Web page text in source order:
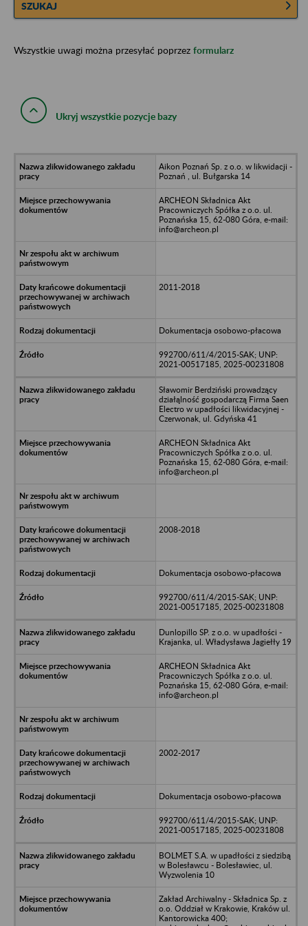
SZUKAJ
Wszystkie uwagi można przesyłać poprzez formularz
Ukryj wszystkie pozycje bazy
Aikon Poznań Sp. z o.o. w likwidacji -
Poznań , ul. Bułgarska 14
ARCHEON Składnica Akt
Pracowniczych Spółka z o.o. ul.
Poznańska 15, 62-080 Góra, e-mail:
info@archeon.pl
2011-2018
Dokumentacja osobowo-płacowa
992700/611/4/2015-SAK; UNP:
2021-00517185, 2025-00231808
Sławomir Berdziński prowadzący
działąlność gospodarczą Firma Saen
Electro w upadłości likwidacyjnej -
Czerwonak, ul. Gdyńska 41
ARCHEON Składnica Akt
Pracowniczych Spółka z o.o. ul.
Poznańska 15, 62-080 Góra, e-mail:
info@archeon.pl
2008-2018
Dokumentacja osobowo-płacowa
992700/611/4/2015-SAK; UNP:
2021-00517185, 2025-00231808
Dunlopillo SP. z o.o. w upadłości -
Krajanka, ul. Władysława Jagiełły 19
ARCHEON Składnica Akt
Pracowniczych Spółka z o.o. ul.
Poznańska 15, 62-080 Góra, e-mail:
info@archeon.pl
2002-2017
Dokumentacja osobowo-płacowa
992700/611/4/2015-SAK; UNP:
2021-00517185, 2025-00231808
BOLMET S.A. w upadłości z siedzibą
w Bolesławcu - Bolesławiec, ul.
Wyzwolenia 10
Zakład Archiwalny - Składnica Sp. z
o.o. Oddział w Krakowie, Kraków ul.
Kantorowicka 400;